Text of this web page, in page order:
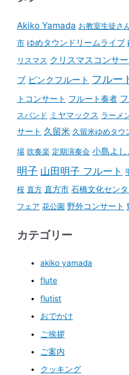
Akiko Yamada お教室生徒さ
市 ゆめタウンドリームライブ
リスマス クリスマスコンサー
ブ ピンクフルート フルー
トコンサート フルート奏者
スバンド ミヤマックス ラーメ
サート 久留米 久留米ゆめタウ
場 吹奏楽 定期演奏会 小島よし
明子 山田明子 フルート
桜 直方 直方市 石橋文化セン
フェア 花公園 野外コンサート
カテゴリー
akiko yamada
flute
flutist
おでかけ
ご挨拶
ご案内
クッキング